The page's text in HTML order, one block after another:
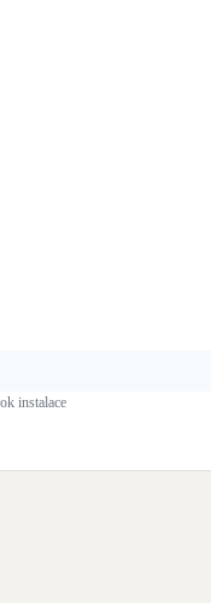
instalace